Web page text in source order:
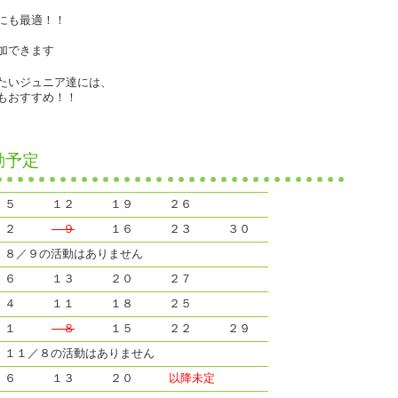
も最適！！
できます
ジュニア達には、
おすすめ！！
定
５ １２ １９
２６
２
９ １６ ２３
３０
８／９の活動はありません
６
１３ ２０
２７
４
１１ １８
２５
１
８ １５ ２２
２９
１１／８の活動はありません
６
１３ ２０ 以降未定